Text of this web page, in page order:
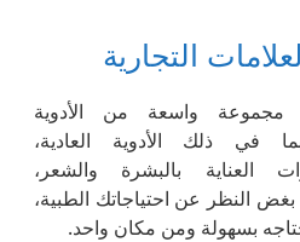
التجارية
مجموعة واسعة من الأدوية
في ذلك الأدوية العادية،
العناية بالبشرة والشعر،
النظر عن احتياجاتك الطبية،
بسهولة ومن مكان واحد.